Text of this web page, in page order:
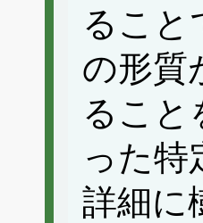
ること
の形質
ること
った特
詳細に